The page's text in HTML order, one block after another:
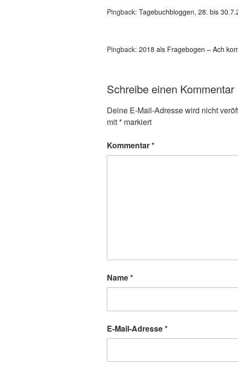
Pingback: Tagebuchbloggen, 28. bis
Pingback: 2018 als Fragebogen – Ach
Schreibe einen Kommentar
Deine E-Mail-Adresse wird nicht
mit* markiert
Kommentar*
Name*
E-Mail-Adresse*